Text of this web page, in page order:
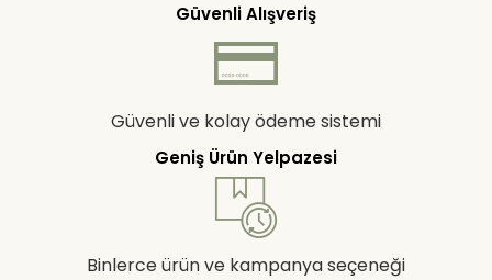
Güvenli Alışveriş
Güvenli ve kolay ödeme sistemi
Geniş Ürün Yelpazesi
Binlerce ürün ve kampanya seçeneği